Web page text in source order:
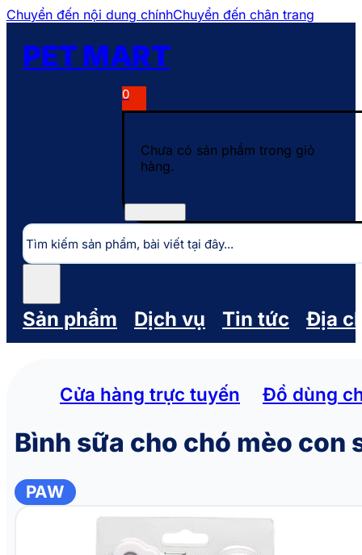
Chuyển đến nội dung chínhChuyển đến chân trang
PET MART
Tìm
kiếm
0
Chưa có sản phẩm trong giỏ
hàng.
Sản phẩm Dịch vụ Tin tức Địa
Cửa hàng trực tuyến Đồ dùng
Bình sữa cho chó mèo con
PAW